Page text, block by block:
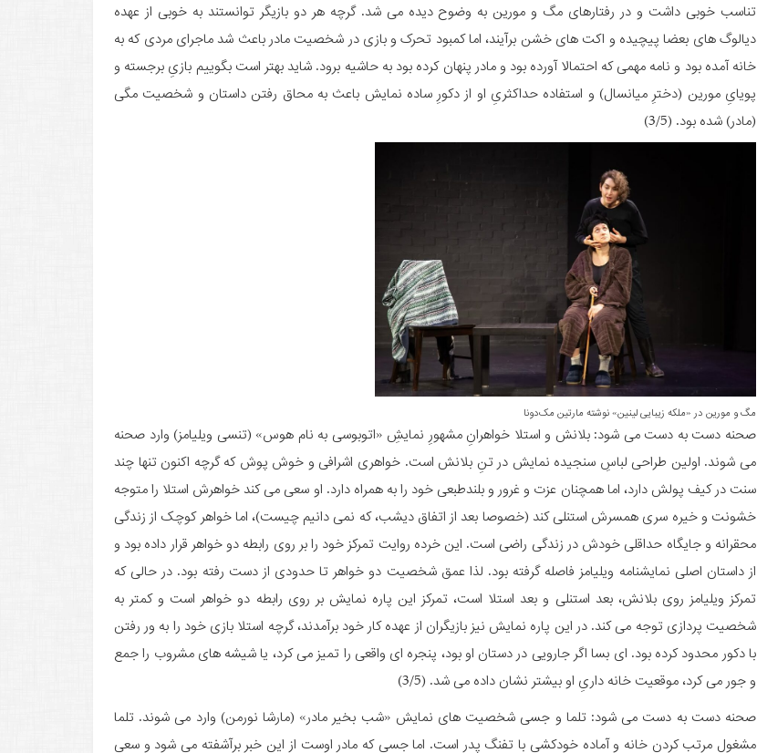
تناسب خوبی داشت و در رفتارهای مگ و مورین به وضوح دیده می شد. گرچه هر دو بازیگر توانستند به خوبی از عهده
دیالوگ های بعضا پیچیده و اکت های خشن برآیند، اما کمبود تحرک و بازی در شخصیت مادر باعث شد ماجرای مردی که به
خانه آمده بود و نامه مهمی که احتمالا آورده بود و مادر پنهان کرده بود به حاشیه برود. شاید بهتر است بگوییم بازیِ برجسته و
پویایِ مورین (دخترِ میانسال) و استفاده حداکثریِ او از دکورِ ساده نمایش باعث به محاق رفتن داستان و شخصیت مگی
(مادر) شده بود. (3/5)
مگ و مورین در «ملکه زیبایی لینین» نوشته مارتین مک‌دونا
صحنه دست به دست می شود: بلانش و استلا خواهرانِ مشهورِ نمایشِ «اتوبوسی به نام هوس» (تنسی ویلیامز) وارد صحنه
می شوند. اولین طراحی لباسِ سنجیده نمایش در تنِ بلانش است. خواهری اشرافی و خوش پوش که گرچه اکنون تنها چند
سنت در کیف پولش دارد، اما همچنان عزت و غرور و بلندطبعی خود را به همراه دارد. او سعی می کند خواهرش استلا را متوجه
خشونت و خیره سری همسرش استنلی کند (خصوصا بعد از اتفاق دیشب، که نمی دانیم چیست)، اما خواهر کوچک از زندگی
محقرانه و جایگاه حداقلی خودش در زندگی راضی است. این خرده روایت تمرکز خود را بر روی رابطه دو خواهر قرار داده بود و
از داستان اصلی نمایشنامه ویلیامز فاصله گرفته بود. لذا عمق شخصیت دو خواهر تا حدودی از دست رفته بود. در حالی که
تمرکز ویلیامز روی بلانش، بعد استنلی و بعد استلا است، تمرکز این پاره نمایش بر روی رابطه دو خواهر است و کمتر به
شخصیت پردازی توجه می کند. در این پاره نمایش نیز بازیگران از عهده کار خود برآمدند، گرچه استلا بازی خود را به ور رفتن
با دکور محدود کرده بود. ای بسا اگر جارویی در دستان او بود، پنجره ای واقعی را تمیز می کرد، یا شیشه های مشروب را جمع
و جور می کرد، موقعیت خانه داریِ او بیشتر نشان داده می شد. (3/5)
صحنه دست به دست می شود: تلما و جسی شخصیت های نمایش «شب بخیر مادر» (مارشا نورمن) وارد می شوند. تلما
مشغول مرتب کردن خانه و آماده خودکشی با تفنگ پدر است. اما جسی که مادر اوست از این خبر برآشفته می شود و سعی